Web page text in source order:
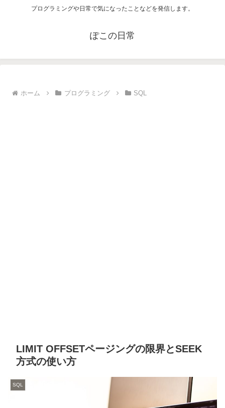
プログラミングや日常で気になったことなどを発信します。
ぽこの日常
ホーム プログラミング SQL
LIMIT OFFSETページングの限界とSEEK
方式の使い方
SQL